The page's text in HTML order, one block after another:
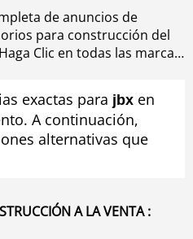
de anuncios de
para construcción del
Clic en todas las marcas
disponibles de
ordenadas por marca o si
de búsqueda de equipo
seleccionando
de navegación situada en el
exactas para jbx en
A continuación,
alternativas que
A LA VENTA :